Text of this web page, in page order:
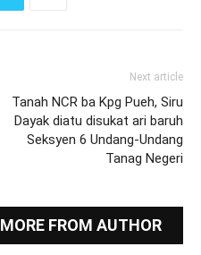
Next article
Tanah NCR ba Kpg Pueh, Siru
Dayak diatu disukat ari baruh
Seksyen 6 Undang-Undang
Tanag Negeri
MORE FROM AUTHOR